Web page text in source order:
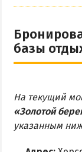
базы
На текущий
«Золотой
указанным